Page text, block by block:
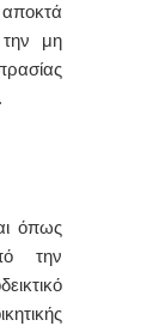
μη
όπως
την